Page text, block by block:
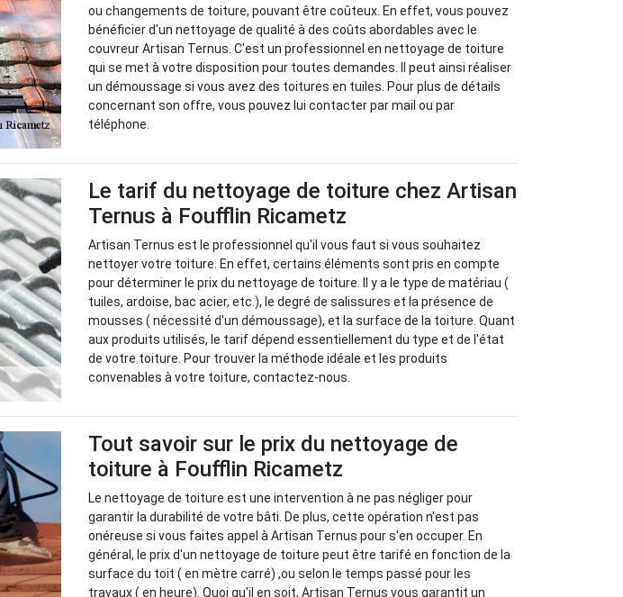
ou changements de toiture, pouvant être coûteux. En effet, vous pouvez
bénéficier d'un nettoyage de qualité à des coûts abordables avec le
couvreur Artisan Ternus. C'est un professionnel en nettoyage de toiture
qui se met à votre disposition pour toutes demandes. Il peut ainsi réaliser
un démoussage si vous avez des toitures en tuiles. Pour plus de détails
concernant son offre, vous pouvez lui contacter par mail ou par
téléphone.
Le tarif du nettoyage de toiture chez Artisan
Ternus à Foufflin Ricametz
Artisan Ternus est le professionnel qu'il vous faut si vous souhaitez
nettoyer votre toiture. En effet, certains éléments sont pris en compte
pour déterminer le prix du nettoyage de toiture. Il y a le type de matériau (
tuiles, ardoise, bac acier, etc.), le degré de salissures et la présence de
mousses ( nécessité d'un démoussage), et la surface de la toiture. Quant
aux produits utilisés, le tarif dépend essentiellement du type et de l'état
de votre toiture. Pour trouver la méthode idéale et les produits
convenables à votre toiture, contactez-nous.
Tout savoir sur le prix du nettoyage de
toiture à Foufflin Ricametz
Le nettoyage de toiture est une intervention à ne pas négliger pour
garantir la durabilité de votre bâti. De plus, cette opération n'est pas
onéreuse si vous faites appel à Artisan Ternus pour s'en occuper. En
général, le prix d'un nettoyage de toiture peut être tarifé en fonction de la
surface du toit ( en mètre carré) ,ou selon le temps passé pour les
travaux ( en heure). Quoi qu'il en soit, Artisan Ternus vous garantit un